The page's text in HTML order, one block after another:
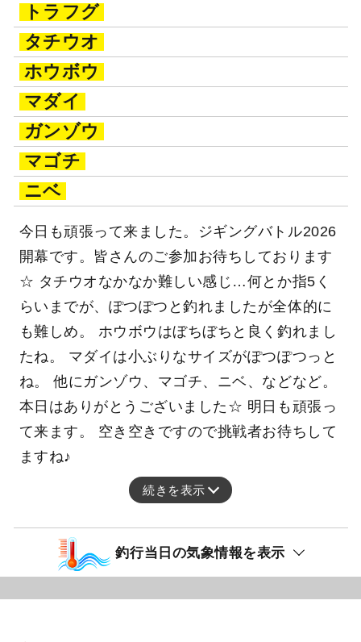
トラフグ
タチウオ
ホウボウ
マダイ
ガンゾウ
マゴチ
ニベ
今日も頑張って来ました。ジギングバトル2026
開幕です。皆さんのご参加お待ちしております
☆ タチウオなかなか難しい感じ…何とか指5く
らいまでが、ぽつぽつと釣れましたが全体的に
も難しめ。 ホウボウはぼちぼちと良く釣れまし
たね。 マダイは小ぶりなサイズがぽつぽつっと
ね。 他にガンゾウ、マゴチ、ニベ、などなど。
本日はありがとうございました☆ 明日も頑張っ
て来ます。 空き空きですので挑戦者お待ちして
ますね♪
続きを表示
釣行当日の気象情報を表示